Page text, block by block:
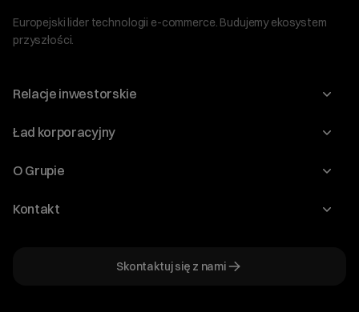
Europejski lider technologii e-commerce. Budujemy ekosystem
przyszłości.
Relacje inwestorskie
Raporty
Ład korporacyjny
Walne Zgromadzenia
O Grupie
O Spółce
Kontakt
Skontaktuj się z nami